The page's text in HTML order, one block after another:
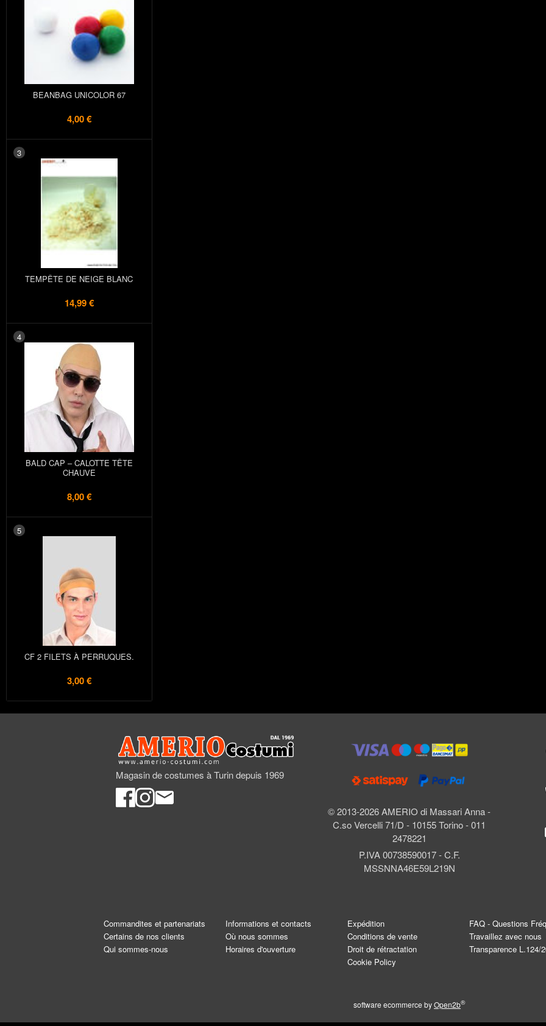
BEANBAG UNICOLOR 67
4,00 €
3
TEMPÊTE DE NEIGE BLANC
14,99 €
4
BALD CAP – CALOTTE TÊTE
CHAUVE
8,00 €
5
CF 2 FILETS À PERRUQUES.
3,00 €
Magasin de costumes à Turin depuis 1969
© 2013-2026 AMERIO di Massari Anna -
C.so Vercelli 71/D - 10155 Torino - 011
2478221
P.IVA 00738590017 - C.F.
MSSNNA46E59L219N
Commandites et partenariats
Certains de nos clients
Qui sommes-nous
Informations et contacts
Où nous sommes
Horaires d'ouverture
Expédition
Conditions de vente
Droit de rétractation
Cookie Policy
FAQ - Questions
Travaillez avec nous
Transparence L.124/
software ecommerce byOpen2b®